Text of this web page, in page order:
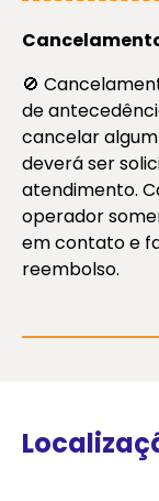
🚫
de
cancelar
deverá ser
atendimento.
operador
em contato e
reembolso.